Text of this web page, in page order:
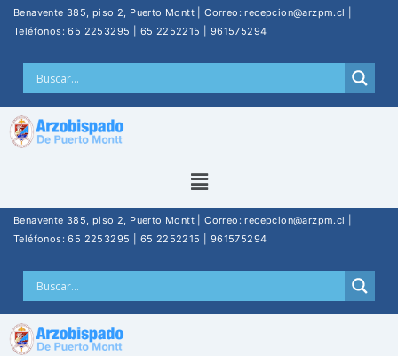
Benavente 385, piso 2, Puerto Montt | Correo: recepcion@arzpm.cl |
Teléfonos: 65 2253295 | 65 2252215 | 961575294
Benavente 385, piso 2, Puerto Montt | Correo: recepcion@arzpm.cl |
Teléfonos: 65 2253295 | 65 2252215 | 961575294